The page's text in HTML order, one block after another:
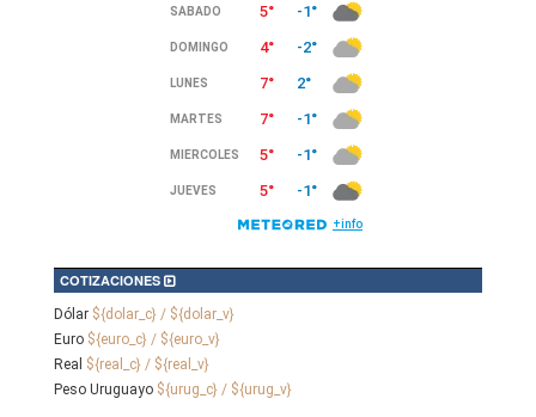
COTIZACIONES
Dólar ${dolar_c} / ${dolar_v}
Euro ${euro_c} / ${euro_v}
Real ${real_c} / ${real_v}
Peso Uruguayo ${urug_c} / ${urug_v}